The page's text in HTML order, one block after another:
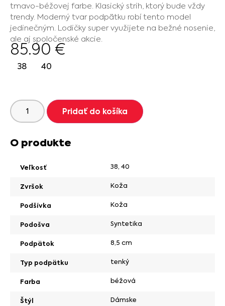
tmavo-béžovej farbe. Klasický strih, ktorý bude vždy
trendy. Moderný tvar podpätku robí tento model
jedinečným. Lodičky super využijete na bežné nosenie,
ale aj spoločenské akcie.
85.90 €
38 40
Pridať do košíka
O produkte
Veľkosť 38, 40
Zvršok Koža
Podšívka Koža
Podošva Syntetika
Podpätok 8,5 cm
Typ podpätku tenký
Farba béžová
Štýl Dámske